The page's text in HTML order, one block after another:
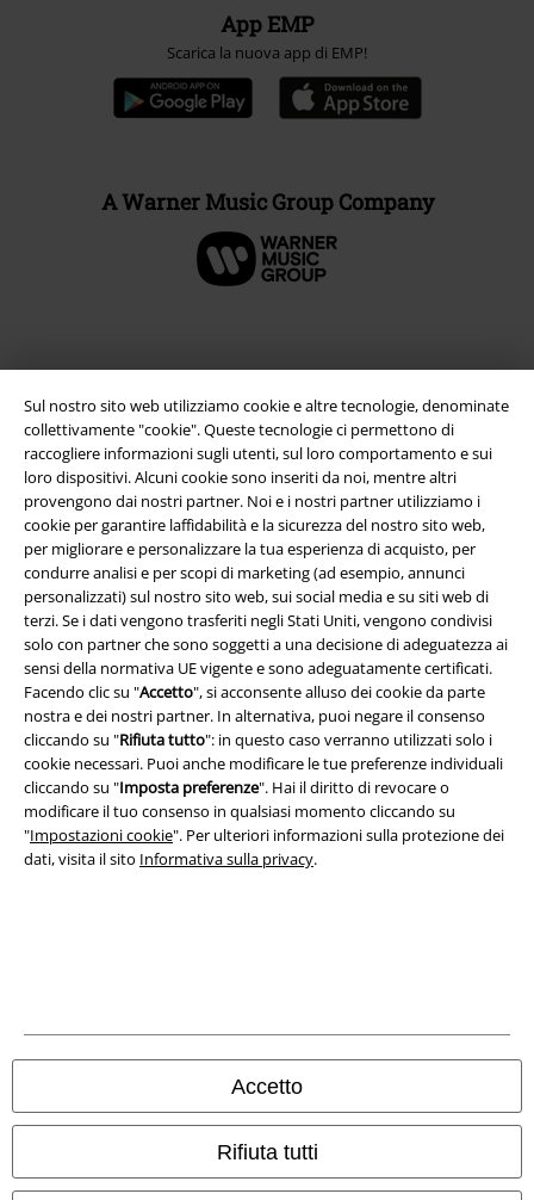
Sul nostro sito web utilizziamo cookie e altre tecnologie, denominate
collettivamente "cookie". Queste tecnologie ci permettono di
raccogliere informazioni sugli utenti, sul loro comportamento e sui
loro dispositivi. Alcuni cookie sono inseriti da noi, mentre altri
provengono dai nostri partner. Noi e i nostri partner utilizziamo i
cookie per garantire laffidabilità e la sicurezza del nostro sito web,
per migliorare e personalizzare la tua esperienza di acquisto, per
condurre analisi e per scopi di marketing (ad esempio, annunci
personalizzati) sul nostro sito web, sui social media e su siti web di
terzi. Se i dati vengono trasferiti negli Stati Uniti, vengono condivisi
solo con partner che sono soggetti a una decisione di adeguatezza ai
sensi della normativa UE vigente e sono adeguatamente certificati.
Facendo clic su "Accetto", si acconsente alluso dei cookie da parte
nostra e dei nostri partner. In alternativa, puoi negare il consenso
cliccando su "Rifiuta tutto": in questo caso verranno utilizzati solo i
cookie necessari. Puoi anche modificare le tue preferenze individuali
cliccando su "Imposta preferenze". Hai il diritto di revocare o
modificare il tuo consenso in qualsiasi momento cliccando su
"Impostazioni cookie". Per ulteriori informazioni sulla protezione dei
dati, visita il sito Informativa sulla privacy.
Accetto
Rifiuta tutti
App EMP
Scarica la nuova app di EMP!
A Warner Music Group Company
Info legali
Termini & Condizioni
Redazione
Legge sulla Privacy
Smaltimento rifiuti e protezione dell’ambiente
Dichiarazione di Conformità
Informazioni sull'accessibilità
Gli altri shop EMP nel mondo